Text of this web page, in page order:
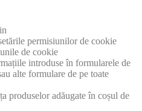
permisiunilor de cookie
de cookie
introduse în formularele de
alte formulare de pe toate
produselor adăugate în coșul de